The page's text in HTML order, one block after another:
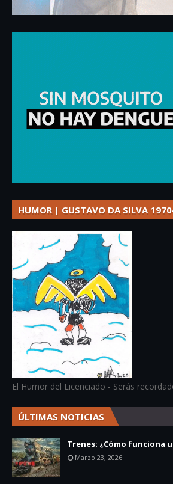
HUMOR | GUSTAVO DA SILVA
El Humor del Licenciado - Serás
ÚLTIMAS NOTICIAS
Trenes: ¿Cómo funciona
Marzo 23, 2026